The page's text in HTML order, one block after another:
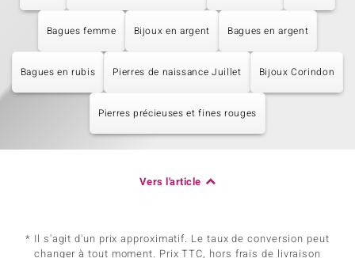
Bagues femme Bijoux en argent Bagues en argent
Bagues en rubis Pierres de naissance Juillet Bijoux Corindon
Pierres précieuses et fines rouges
Vers l'article
* Il s'agit d'un prix approximatif. Le taux de conversion peut
changer à tout moment. Prix TTC, hors frais de livraison